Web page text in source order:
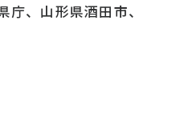
、山形県酒田市、